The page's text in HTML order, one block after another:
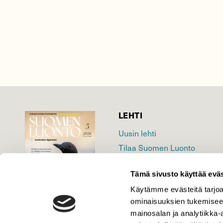
Tämä sivusto käyttää
Käytämme evästeitä
ominaisuuksien
mainosalan ja
LEHTI
Uusin lehti
Tilaa Suomen Luonto
Äänestä parasta juttua
Tilaa uutiskirje